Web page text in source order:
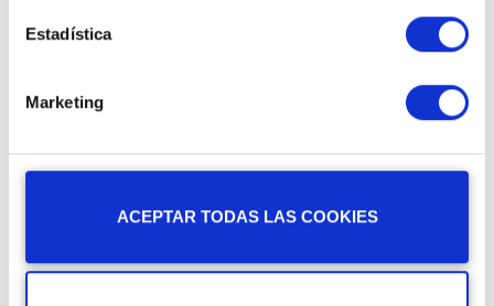
Estadística
Marketing
ACEPTAR TODAS LAS COOKIES
Definició i implementació dels canvis pertinents